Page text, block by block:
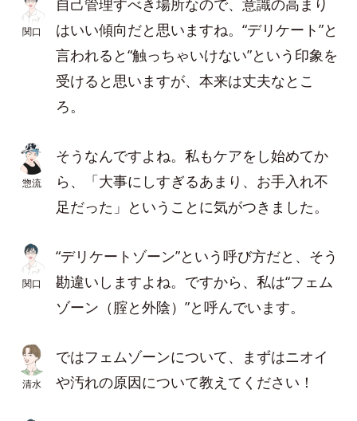
関口
自己管理すべき場所なので、意識の高まり
はいい傾向だと思いますね。“デリケート”と
言われると“触っちゃいけない”という印象を
受けると思いますが、本来は丈夫なとこ
ろ。
惣流
そうなんですよね。私もケアをし始めてか
ら、「大事にしすぎるあまり、お手入れ不
足だった」ということに気がつきました。
関口
“デリケートゾーン”という呼び方だと、そう
勘違いしますよね。ですから、私は“フェム
ゾーン（腟と外陰）”と呼んでいます。
清水
ではフェムゾーンについて、まずはニオイ
や汚れの原因について教えてください！